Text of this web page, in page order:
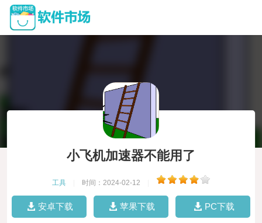
小飞机加速器不能用了
工具 时间：2024-02-12
安卓下载 苹果下载 PC下载